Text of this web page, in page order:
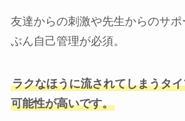
友達からの刺激や先生からのサ
ぶん自己管理が必須。
ラクなほうに流されてしまうタ
可能性が高いです。